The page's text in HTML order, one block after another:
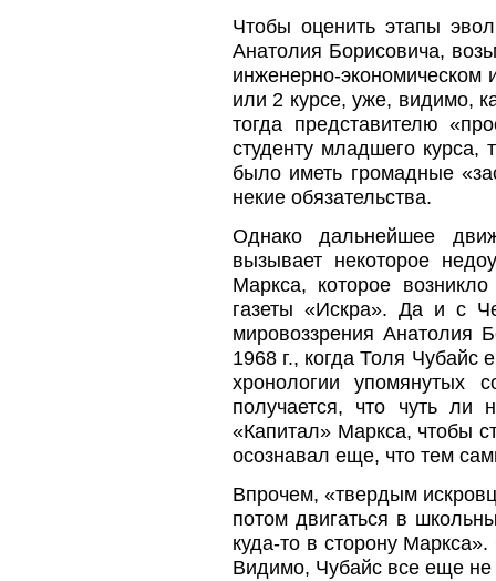
Чтобы оценить этапы
Анатолия Борисовича,
инженерно-
или 2 курсе, уже, видимо,
тогда представителю
студенту младшего курса,
было иметь громадные
некие обязательства.
Однако дальнейшее
вызывает некоторое
Маркса, которое
газеты «Искра». Да и с
мировоззрения Анатолия
1968 г., когда Толя
хронологии упомянутых
получается, что чуть ли
«Капитал» Маркса, чтобы
осознавал еще, что тем
Впрочем, «твердым
потом двигаться в
куда-то в сторону
Видимо, Чубайс все еще не